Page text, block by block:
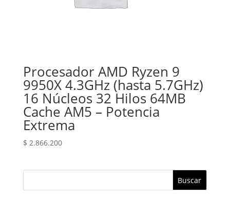
Procesador AMD Ryzen 9
9950X 4.3GHz (hasta 5.7GHz)
16 Núcleos 32 Hilos 64MB
Cache AM5 – Potencia
Extrema
$ 2.866.200
Buscar